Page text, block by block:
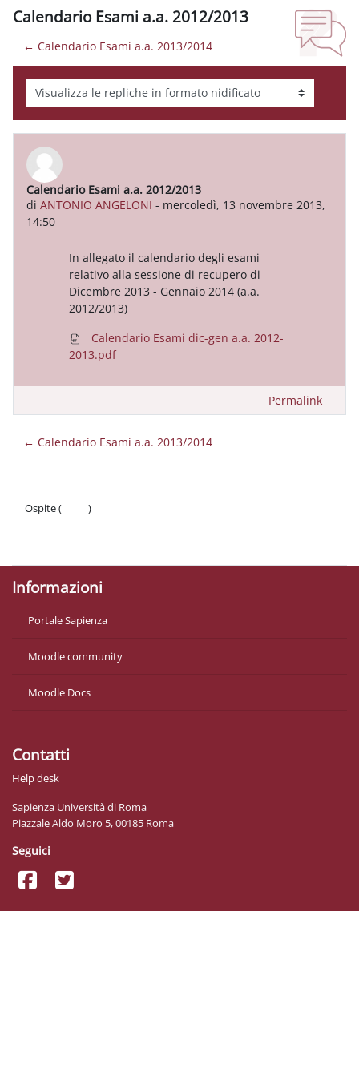
Calendario Esami a.a. 2012/2013
← Calendario Esami a.a. 2013/2014
Modalità visualizzazione
Calendario Esami a.a. 2012/2013
di ANTONIO ANGELONI - mercoledì, 13 novembre 2013,
14:50
Numero di risposte: 0
In allegato il calendario degli esami
relativo alla sessione di recupero di
Dicembre 2013 - Gennaio 2014 (a.a.
2012/2013)
Calendario Esami dic-gen a.a. 2012-
2013.pdf
Permalink
← Calendario Esami a.a. 2013/2014
Ospite (
)
Informazioni
Portale Sapienza
Moodle community
Moodle Docs
Contatti
Help desk
Sapienza Università di Roma
Piazzale Aldo Moro 5, 00185 Roma
Seguici